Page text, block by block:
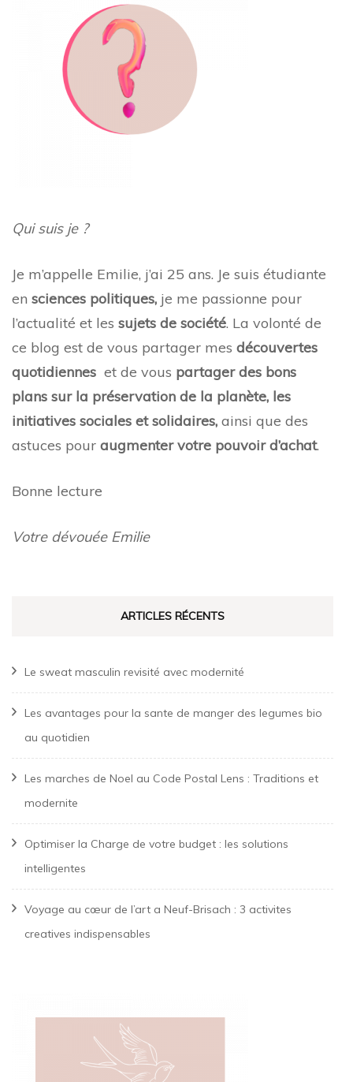
Qui suis je ?
Je m’appelle Emilie, j’ai 25 ans. Je suis étudiante
en sciences politiques, je me passionne pour
l’actualité et les sujets de société. La volonté de
ce blog est de vous partager mes découvertes
quotidiennes et de vous partager des bons
plans sur la préservation de la planète, les
initiatives sociales et solidaires, ainsi que des
astuces pour augmenter votre pouvoir d’achat.
Bonne lecture
Votre dévouée Emilie
ARTICLES RÉCENTS
Le sweat masculin revisité avec modernité
Les avantages pour la sante de manger des legumes bio
au quotidien
Les marches de Noel au Code Postal Lens : Traditions et
modernite
Optimiser la Charge de votre budget : les solutions
intelligentes
Voyage au cœur de l’art a Neuf-Brisach : 3 activites
creatives indispensables